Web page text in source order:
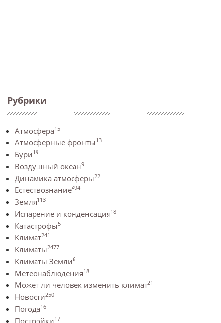
Рубрики
Атмосфера15
Атмосферные фронты13
Бури19
Воздушный океан9
Динамика атмосферы22
Естествознание494
Земля113
Испарение и конденсация18
Катастрофы5
Климат241
Климаты2477
Климаты Земли6
Метеонаблюдения18
Может ли человек изменить климат21
Новости250
Погода16
Постройки17